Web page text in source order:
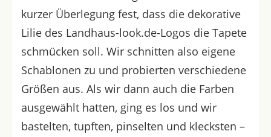
kurzer Überlegung fest, dass die dekorative
Lilie des Landhaus-look.de-Logos die Tapete
schmücken soll. Wir schnitten also eigene
Schablonen zu und probierten verschiedene
Größen aus. Als wir dann auch die Farben
ausgewählt hatten, ging es los und wir
bastelten, tupften, pinselten und klecksten –